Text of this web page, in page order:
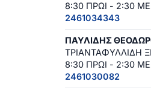
8:30 ΠΡΩΙ - 2:30
2461034343
ΠΑΥΛΙΔΗΣ
ΤΡΙΑΝΤΑΦΥΛΛΙΔΗ
8:30 ΠΡΩΙ - 2:30
2461030082